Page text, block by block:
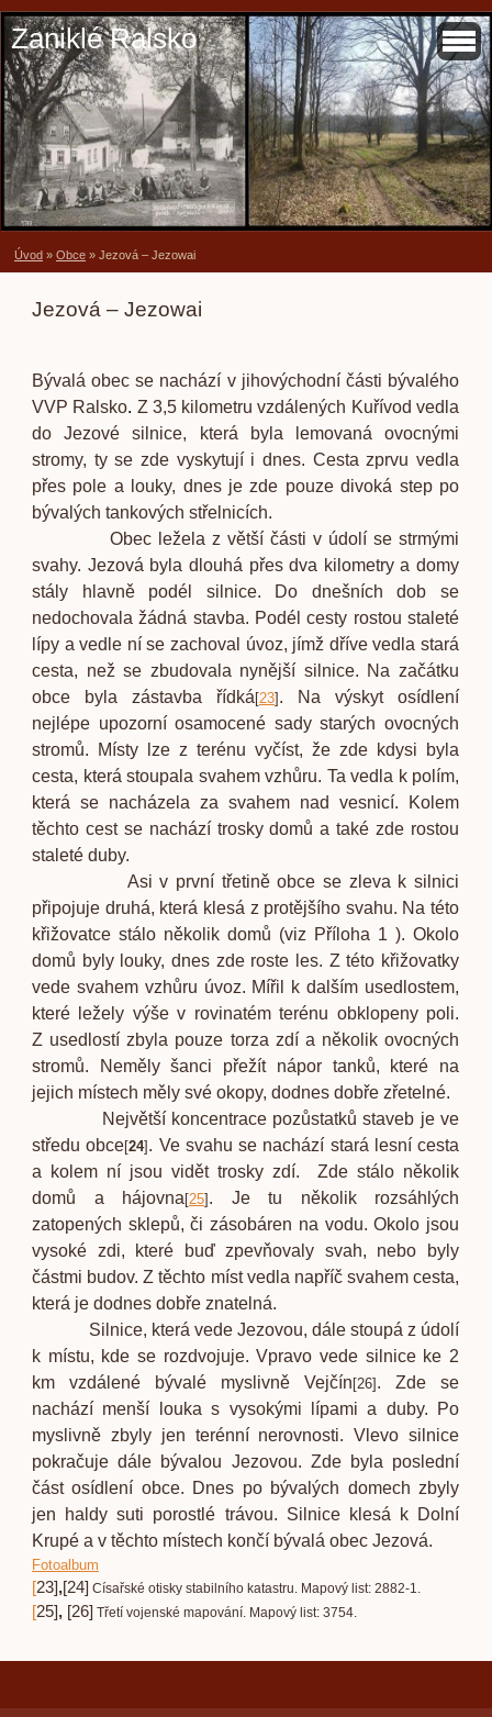
Zaniklé Ralsko
Úvod » Obce » Jezová – Jezowai
Jezová – Jezowai
Bývalá obec se nachází v jihovýchodní části bývalého
VVP Ralsko. Z 3,5 kilometru vzdálených Kuřívod vedla
do Jezové silnice, která byla lemovaná ovocnými
stromy, ty se zde vyskytují i dnes. Cesta zprvu vedla
přes pole a louky, dnes je zde pouze divoká step po
bývalých tankových střelnicích.
Obec ležela z větší části v údolí se strmými
svahy. Jezová byla dlouhá přes dva kilometry a domy
stály hlavně podél silnice. Do dnešních dob se
nedochovala žádná stavba. Podél cesty rostou staleté
lípy a vedle ní se zachoval úvoz, jímž dříve vedla stará
cesta, než se zbudovala nynější silnice. Na začátku
obce byla zástavba řídká [23] . Na výskyt osídlení
nejlépe upozorní osamocené sady starých ovocných
stromů. Místy lze z terénu vyčíst, že zde kdysi byla
cesta, která stoupala svahem vzhůru. Ta vedla k polím,
která se nacházela za svahem nad vesnicí. Kolem
těchto cest se nachází trosky domů a také zde rostou
staleté duby.
Asi v první třetině obce se zleva k silnici
připojuje druhá, která klesá z protějšího svahu. Na této
křižovatce stálo několik domů (viz Příloha 1 ). Okolo
domů byly louky, dnes zde roste les. Z této křižovatky
vede svahem vzhůru úvoz. Mířil k dalším usedlostem,
které ležely výše v rovinatém terénu obklopeny poli.
Z usedlostí zbyla pouze torza zdí a několik ovocných
stromů. Neměly šanci přežít nápor tanků, které na
jejich místech měly své okopy, dodnes dobře zřetelné.
Největší koncentrace pozůstatků staveb je ve
středu obce[24] . Ve svahu se nachází stará lesní cesta
a kolem ní jsou vidět trosky zdí. Zde stálo několik
domů a hájovna [25] . Je tu několik rozsáhlých
zatopených sklepů, či zásobáren na vodu. Okolo jsou
vysoké zdi, které buď zpevňovaly svah, nebo byly
částmi budov. Z těchto míst vedla napříč svahem cesta,
která je dodnes dobře znatelná.
Silnice, která vede Jezovou, dále stoupá z údolí
k místu, kde se rozdvojuje. Vpravo vede silnice ke 2
km vzdálené bývalé myslivně Vejčín [26] . Zde se
nachází menší louka s vysokými lípami a duby. Po
myslivně zbyly jen terénní nerovnosti. Vlevo silnice
pokračuje dále bývalou Jezovou. Zde byla poslední
část osídlení obce. Dnes po bývalých domech zbyly
jen haldy suti porostlé trávou. Silnice klesá k Dolní
Krupé a v těchto místech končí bývalá obec Jezová.
Fotoalbum
[23],[24] Císařské otisky stabilního katastru. Mapový list: 2882-1.
[25], [26] Třetí vojenské mapování. Mapový list: 3754.